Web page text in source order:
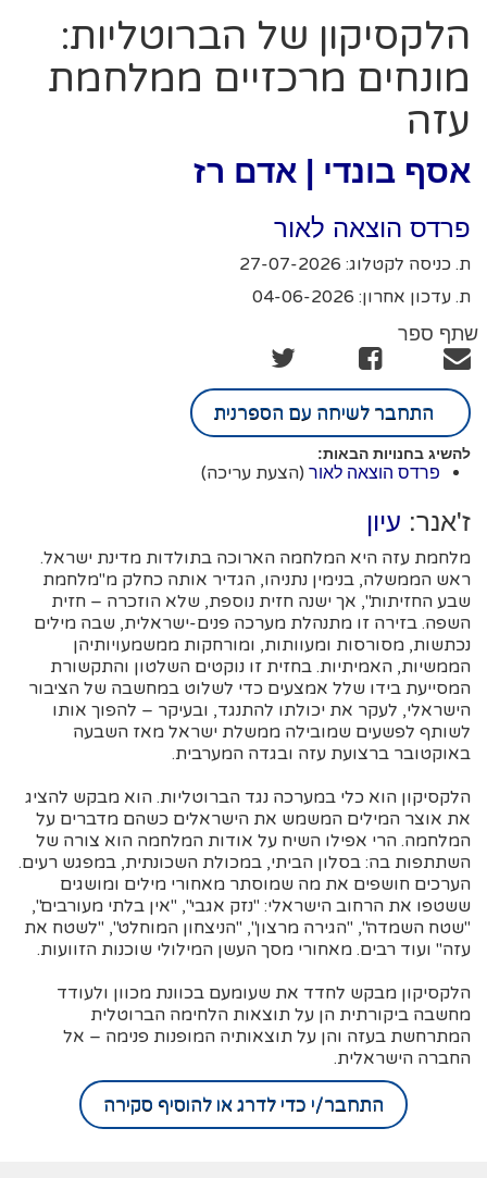
הלקסיקון של הברוטליות:
מונחים מרכזיים ממלחמת
עזה
אסף בונדי | אדם רז
פרדס הוצאה לאור
ת. כניסה לקטלוג: 27-07-2026
ת. עדכון אחרון: 04-06-2026
שתף ספר
התחבר לשיחה עם הספרנית
להשיג בחנויות הבאות:
פרדס הוצאה לאור (הצעת עריכה)
ז'אנר: עיון
מלחמת עזה היא המלחמה הארוכה בתולדות מדינת ישראל.
ראש הממשלה, בנימין נתניהו, הגדיר אותה כחלק מ"מלחמת
שבע החזיתות", אך ישנה חזית נוספת, שלא הוזכרה – חזית
השפה. בזירה זו מתנהלת מערכה פנים-ישראלית, שבה מילים
נכתשות, מסורסות ומעוותות, ומורחקות ממשמעויותיהן
הממשיות, האמיתיות. בחזית זו נוקטים השלטון והתקשורת
המסייעת בידו שלל אמצעים כדי לשלוט במחשבה של הציבור
הישראלי, לעקר את יכולתו להתנגד, ובעיקר – להפוך אותו
לשותף לפשעים שמובילה ממשלת ישראל מאז השבעה
באוקטובר ברצועת עזה ובגדה המערבית.
הלקסיקון הוא כלי במערכה נגד הברוטליות. הוא מבקש להציג
את אוצר המילים המשמש את הישראלים כשהם מדברים על
המלחמה. הרי אפילו השיח על אודות המלחמה הוא צורה של
השתתפות בה: בסלון הביתי, במכולת השכונתית, במפגש רעים.
הערכים חושפים את מה שמוסתר מאחורי מילים ומושגים
ששטפו את הרחוב הישראלי: "נזק אגבי", "אין בלתי מעורבים",
"שטח השמדה", "הגירה מרצון", "הניצחון המוחלט", "לשטח את
עזה" ועוד רבים. מאחורי מסך העשן המילולי שוכנות הזוועות.
הלקסיקון מבקש לחדד את שעומעם בכוונת מכוון ולעודד
מחשבה ביקורתית הן על תוצאות הלחימה הברוטלית
המתרחשת בעזה והן על תוצאותיה המופנות פנימה – אל
החברה הישראלית.
התחבר/י כדי לדרג או להוסיף סקירה